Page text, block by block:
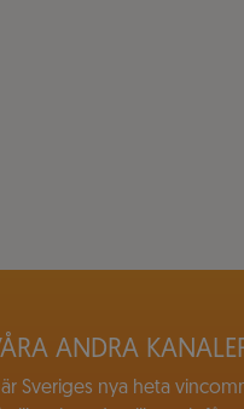
ANDRA
Sveriges nya heta